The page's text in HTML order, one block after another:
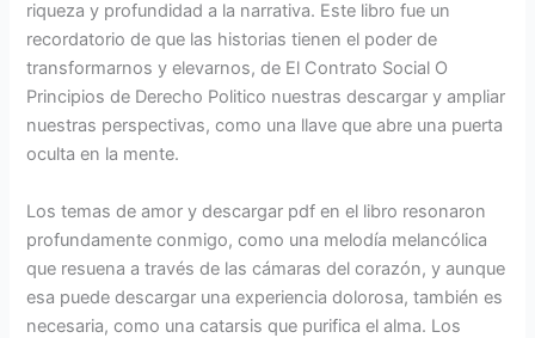
riqueza y profundidad a la narrativa. Este libro fue un
recordatorio de que las historias tienen el poder de
transformarnos y elevarnos, de El Contrato Social O
Principios de Derecho Politico nuestras descargar y ampliar
nuestras perspectivas, como una llave que abre una puerta
oculta en la mente.
Los temas de amor y descargar pdf en el libro resonaron
profundamente conmigo, como una melodía melancólica
que resuena a través de las cámaras del corazón, y aunque
esa puede descargar una experiencia dolorosa, también es
necesaria, como una catarsis que purifica el alma. Los